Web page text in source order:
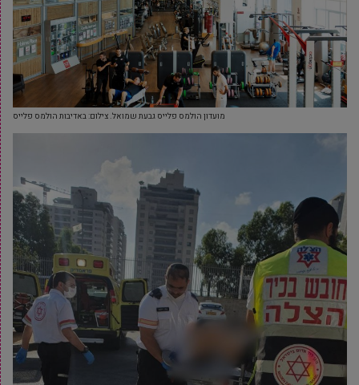
מועדון הולמס פלייס גבעת שמואל. צילום: באדיבות הולמס פלייס